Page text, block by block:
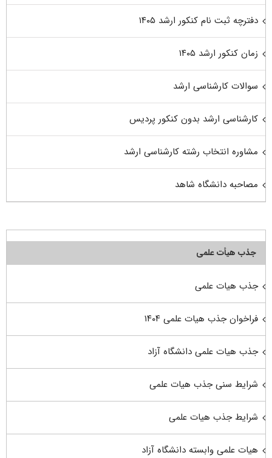
دفترچه ثبت نام کنکور ارشد ۱۴۰۵
زمان کنکور ارشد ۱۴۰۵
سوالات کارشناسی ارشد
کارشناسی ارشد بدون کنکور پردیس
مشاوره انتخاب رشته کارشناسی ارشد
مصاحبه دانشگاه شاهد
جذب هیأت علمی
جذب هیات علمی
فراخوان جذب هیات علمی ۱۴۰۴
جذب هیات علمی دانشگاه آزاد
شرایط سنی جذب هیات علمی
شرایط جذب هیات علمی
هیات علمی وابسته دانشگاه آزاد